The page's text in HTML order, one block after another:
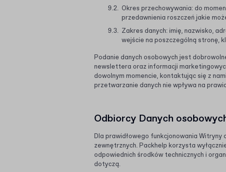
Okres przechowywania: do
przedawnienia roszczeń jakie
Zakres danych: imię, nazwisko,
wejście na poszczególną stronę,
Podanie danych osobowych jest
newslettera oraz informacji
dowolnym momencie, kontaktując się z
przetwarzanie danych nie wpływa na
Odbiorcy Danych
Dla prawidłowego funkcjonowania
zewnętrznych. Packhelp korzysta
odpowiednich środków technicznych i
dotyczą.